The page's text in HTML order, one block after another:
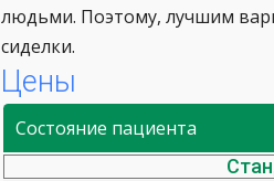
людьми. Поэтому, лучшим
сиделки.
Цены
Состояние пациента